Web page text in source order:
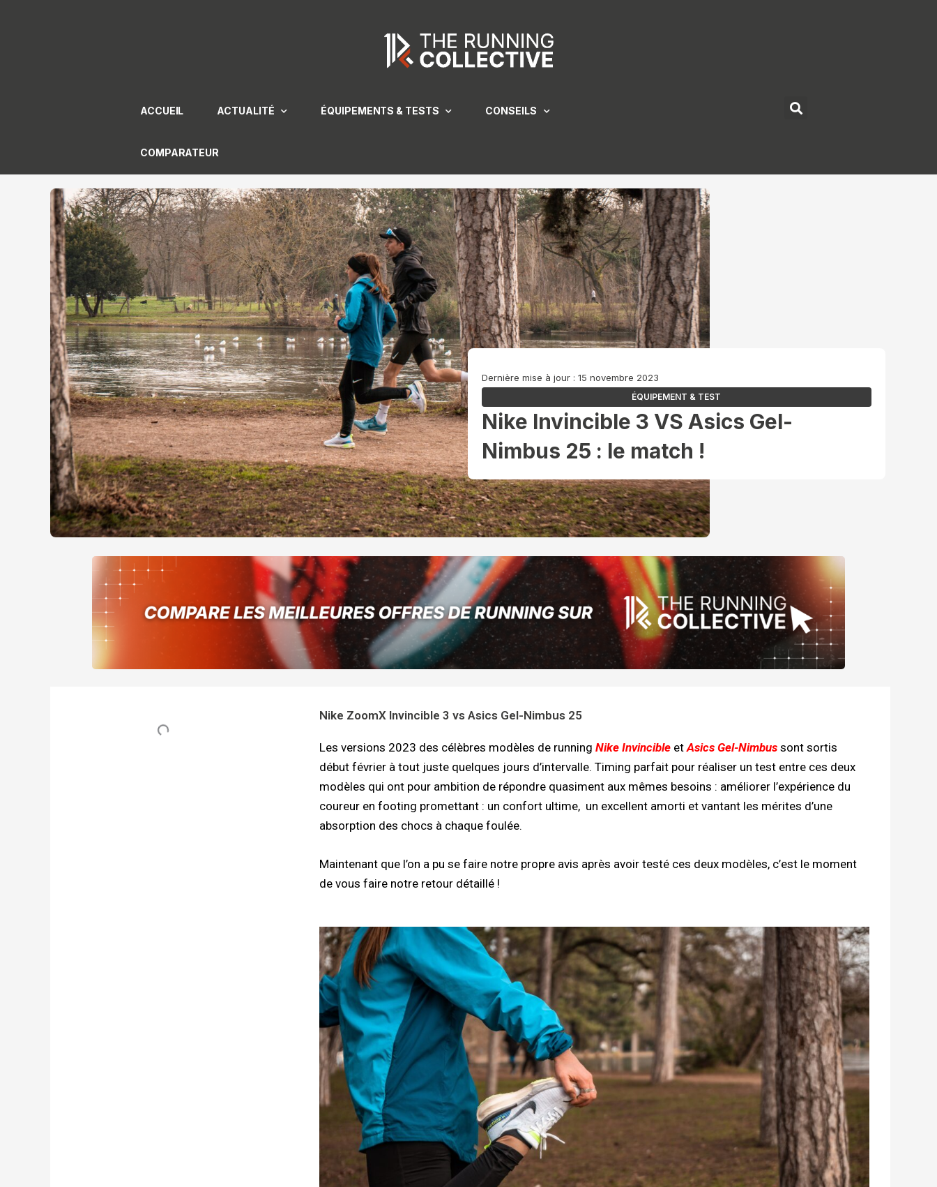
ACCUEIL ACTUALITÉ ÉQUIPEMENTS & TESTS CONSEILS
COMPARATEUR
Dernière mise à jour : 15 novembre 2023
ÉQUIPEMENT & TEST
Nike Invincible 3 VS Asics Gel-
Nimbus 25 : le match !
Nike ZoomX Invincible 3 vs Asics Gel-Nimbus 25
Les versions 2023 des célèbres modèles de running Nike Invincible etAsics Gel-Nimbus sont sortis
début février à tout juste quelques jours d’intervalle. Timing parfait pour réaliser un test entre ces deux
modèles qui ont pour ambition de répondre quasiment aux mêmes besoins : améliorer l’expérience du
coureur en footing promettant : un confort ultime, un excellent amorti et vantant les mérites d’une
absorption des chocs à chaque foulée.
Maintenant que l’on a pu se faire notre propre avis après avoir testé ces deux modèles, c’est le moment
de vous faire notre retour détaillé !